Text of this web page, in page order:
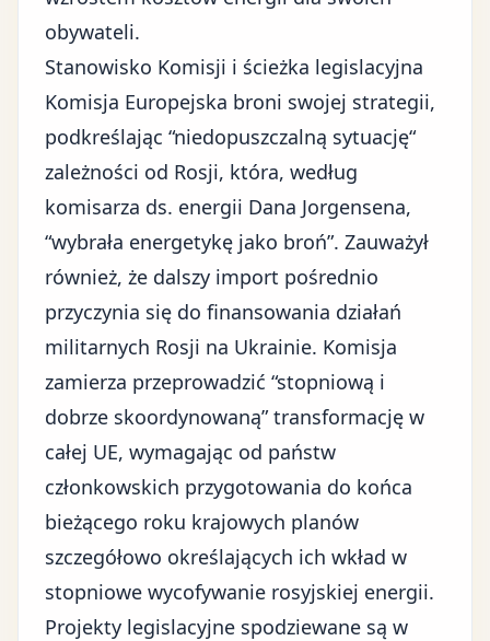
obywateli.
Stanowisko Komisji i ścieżka legislacyjna
Komisja Europejska broni swojej strategii,
podkreślając “niedopuszczalną sytuację“
zależności od Rosji, która, według
komisarza ds. energii Dana Jorgensena,
“wybrała energetykę jako broń”. Zauważył
również, że dalszy import pośrednio
przyczynia się do finansowania działań
militarnych Rosji na Ukrainie. Komisja
zamierza przeprowadzić “stopniową i
dobrze skoordynowaną” transformację w
całej UE, wymagając od państw
członkowskich przygotowania do końca
bieżącego roku krajowych planów
szczegółowo określających ich wkład w
stopniowe wycofywanie rosyjskiej energii.
Projekty legislacyjne spodziewane są w